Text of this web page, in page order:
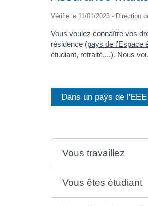
Vérifié le 11/01/2023 - Direction
Vous voulez connaître vos
résidence (pays de l'Espace
étudiant, retraité,...). Nous
Dans un pays de
Vous travaillez
Vous êtes étudiant